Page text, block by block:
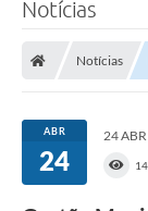
Transparência
Notícias
Legislação
Notícias
Notícias
ABR
24
24